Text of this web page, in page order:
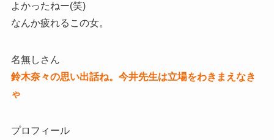
よかったねー(笑)
なんか疲れるこの女。
名無しさん
鈴木奈々の思い出話ね。今井先生は立場をわきまえなき
ゃ
プロフィール